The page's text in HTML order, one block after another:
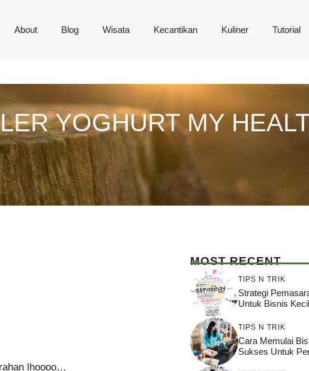
About Blog Wisata Kecantikan Kuliner Tutorial
YOGHURT MY
lhoooo…
MOST RECENT
TIPS N TRIK
Strategi
Untuk Bisnis Kecil
TIPS N TRIK
Cara Memulai
Sukses Untuk